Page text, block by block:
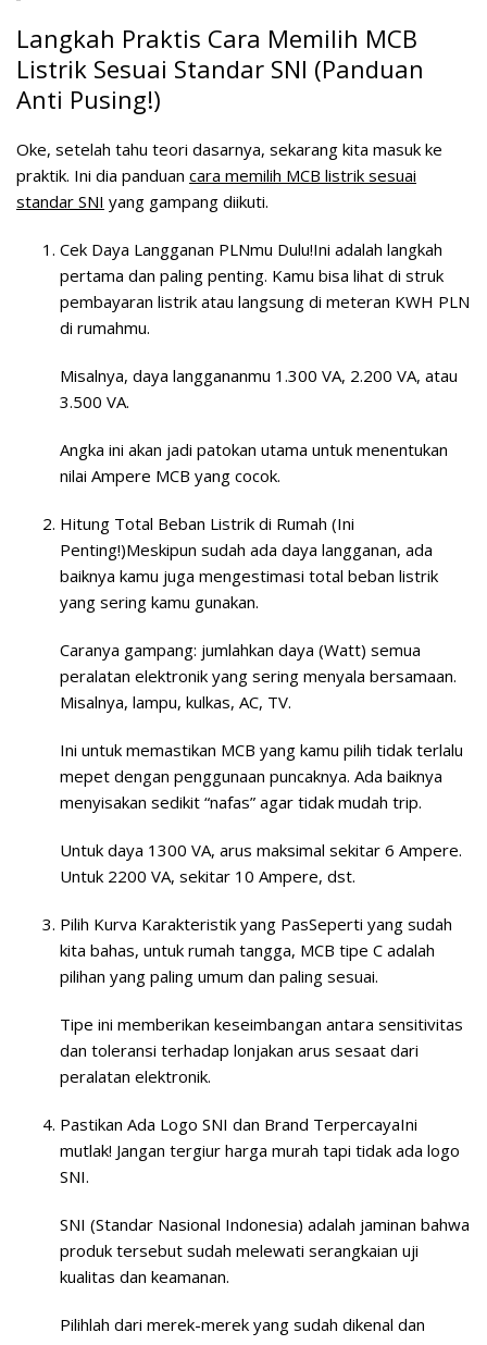
Langkah Praktis Cara Memilih MCB
Listrik Sesuai Standar SNI (Panduan
Anti Pusing!)
Oke, setelah tahu teori dasarnya, sekarang kita masuk ke
praktik. Ini dia panduan cara memilih MCB listrik sesuai
standar SNI yang gampang diikuti.
Cek Daya Langganan PLNmu Dulu!Ini adalah langkah
pertama dan paling penting. Kamu bisa lihat di struk
pembayaran listrik atau langsung di meteran KWH PLN
di rumahmu.
Misalnya, daya langgananmu 1.300 VA, 2.200 VA, atau
3.500 VA.
Angka ini akan jadi patokan utama untuk menentukan
nilai Ampere MCB yang cocok.
Hitung Total Beban Listrik di Rumah (Ini
Penting!)Meskipun sudah ada daya langganan, ada
baiknya kamu juga mengestimasi total beban listrik
yang sering kamu gunakan.
Caranya gampang: jumlahkan daya (Watt) semua
peralatan elektronik yang sering menyala bersamaan.
Misalnya, lampu, kulkas, AC, TV.
Ini untuk memastikan MCB yang kamu pilih tidak terlalu
mepet dengan penggunaan puncaknya. Ada baiknya
menyisakan sedikit “nafas” agar tidak mudah trip.
Untuk daya 1300 VA, arus maksimal sekitar 6 Ampere.
Untuk 2200 VA, sekitar 10 Ampere, dst.
Pilih Kurva Karakteristik yang PasSeperti yang sudah
kita bahas, untuk rumah tangga, MCB tipe C adalah
pilihan yang paling umum dan paling sesuai.
Tipe ini memberikan keseimbangan antara sensitivitas
dan toleransi terhadap lonjakan arus sesaat dari
peralatan elektronik.
Pastikan Ada Logo SNI dan Brand TerpercayaIni
mutlak! Jangan tergiur harga murah tapi tidak ada logo
SNI.
SNI (Standar Nasional Indonesia) adalah jaminan bahwa
produk tersebut sudah melewati serangkaian uji
kualitas dan keamanan.
Pilihlah dari merek-merek yang sudah dikenal dan